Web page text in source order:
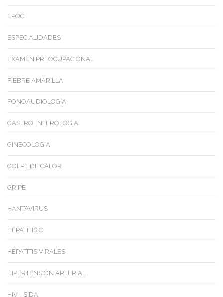
EPOC
ESPECIALIDADES
EXAMEN PREOCUPACIONAL
FIEBRE AMARILLA
FONOAUDIOLOGÍA
GASTROENTEROLOGIA
GINECOLOGIA
GOLPE DE CALOR
GRIPE
HANTAVIRUS
HEPATITIS C
HEPATITIS VIRALES
HIPERTENSIÓN ARTERIAL
HIV - SIDA